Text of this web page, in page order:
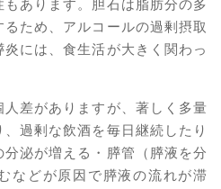
あります。胆石は脂肪分の多
ため、アルコールの過剰摂取
には、食生活が大きく関わっ
差がありますが、著しく多量
過剰な飲酒を毎日継続したり
泌が増える・膵管（膵液を分
などが原因で膵液の流れが滞